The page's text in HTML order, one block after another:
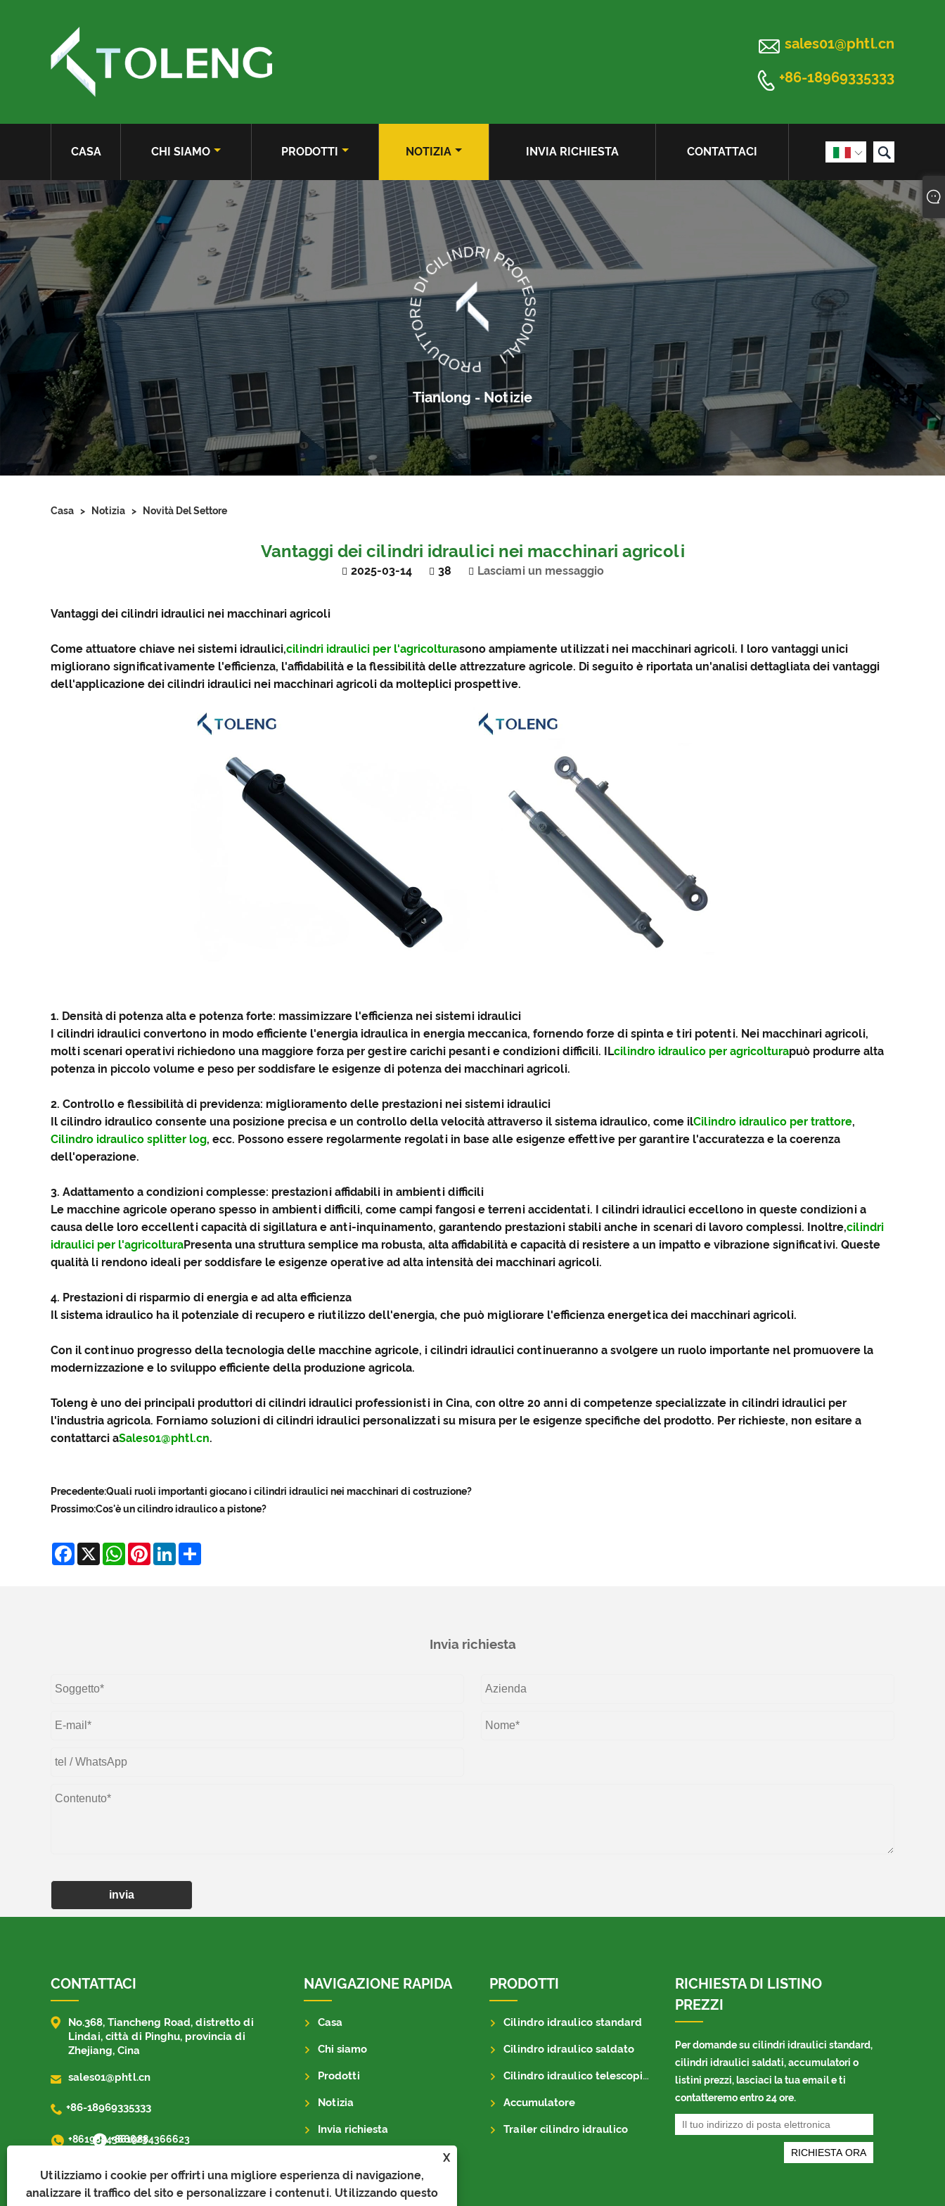
 sales01@phtl.cn
 +86-18969335333
 
CASA CHI SIAMO PRODOTTI NOTIZIA INVIA RICHIESTA CONTATTACI
PRODUTTORE DI CILINDRI PROFESSIONALI
Tianlong - Notizie
Casa > Notizia > Novità Del Settore
Vantaggi dei cilindri idraulici nei macchinari agricoli
2025-03-14 38 Lasciami un messaggio
Vantaggi dei cilindri idraulici nei macchinari agricoli
Come attuatore chiave nei sistemi idraulici,cilindri idraulici per l'agricolturasono ampiamente utilizzati nei macchinari agricoli. I loro vantaggi unici
migliorano significativamente l'efficienza, l'affidabilità e la flessibilità delle attrezzature agricole. Di seguito è riportata un'analisi dettagliata dei vantaggi
dell'applicazione dei cilindri idraulici nei macchinari agricoli da molteplici prospettive.
1. Densità di potenza alta e potenza forte: massimizzare l'efficienza nei sistemi idraulici
I cilindri idraulici convertono in modo efficiente l'energia idraulica in energia meccanica, fornendo forze di spinta e tiri potenti. Nei macchinari agricoli,
molti scenari operativi richiedono una maggiore forza per gestire carichi pesanti e condizioni difficili. ILcilindro idraulico per agricolturapuò produrre alta
potenza in piccolo volume e peso per soddisfare le esigenze di potenza dei macchinari agricoli.
2. Controllo e flessibilità di previdenza: miglioramento delle prestazioni nei sistemi idraulici
Il cilindro idraulico consente una posizione precisa e un controllo della velocità attraverso il sistema idraulico, come ilCilindro idraulico per trattore,
Cilindro idraulico splitter log, ecc. Possono essere regolarmente regolati in base alle esigenze effettive per garantire l'accuratezza e la coerenza
dell'operazione.
3. Adattamento a condizioni complesse: prestazioni affidabili in ambienti difficili
Le macchine agricole operano spesso in ambienti difficili, come campi fangosi e terreni accidentati. I cilindri idraulici eccellono in queste condizioni a
causa delle loro eccellenti capacità di sigillatura e anti-inquinamento, garantendo prestazioni stabili anche in scenari di lavoro complessi. Inoltre,cilindri
idraulici per l'agricolturaPresenta una struttura semplice ma robusta, alta affidabilità e capacità di resistere a un impatto e vibrazione significativi. Queste
qualità li rendono ideali per soddisfare le esigenze operative ad alta intensità dei macchinari agricoli.
4. Prestazioni di risparmio di energia e ad alta efficienza
Il sistema idraulico ha il potenziale di recupero e riutilizzo dell'energia, che può migliorare l'efficienza energetica dei macchinari agricoli.
Con il continuo progresso della tecnologia delle macchine agricole, i cilindri idraulici continueranno a svolgere un ruolo importante nel promuovere la
modernizzazione e lo sviluppo efficiente della produzione agricola.
Toleng è uno dei principali produttori di cilindri idraulici professionisti in Cina, con oltre 20 anni di competenze specializzate in cilindri idraulici per
l'industria agricola. Forniamo soluzioni di cilindri idraulici personalizzati su misura per le esigenze specifiche del prodotto. Per richieste, non esitare a
contattarci aSales01@phtl.cn.
Precedente:Quali ruoli importanti giocano i cilindri idraulici nei macchinari di costruzione?
Prossimo:Cos'è un cilindro idraulico a pistone?
Facebook
X WhatsApp
Pinterest
LinkedIn
Invia richiesta
invia
X
Utilizziamo i cookie per offrirti una migliore esperienza di navigazione,
analizzare il traffico del sito e personalizzare i contenuti. Utilizzando questo
CONTATTACI

No.368, Tiancheng Road, distretto di
Lindai, città di Pinghu, provincia di
Zhejiang, Cina
 sales01@phtl.cn
 +86-18969335333
+8619884366623+8619884366623
NAVIGAZIONE RAPIDA
Casa
Chi siamo
Prodotti
Notizia
Invia richiesta
PRODOTTI
Cilindro idraulico standard
Cilindro idraulico saldato
Cilindro idraulico telescopico
Accumulatore
Trailer cilindro idraulico
RICHIESTA DI LISTINO
PREZZI
Per domande su cilindri idraulici standard,
cilindri idraulici saldati, accumulatori o
listini prezzi, lasciaci la tua email e ti
contatteremo entro 24 ore.